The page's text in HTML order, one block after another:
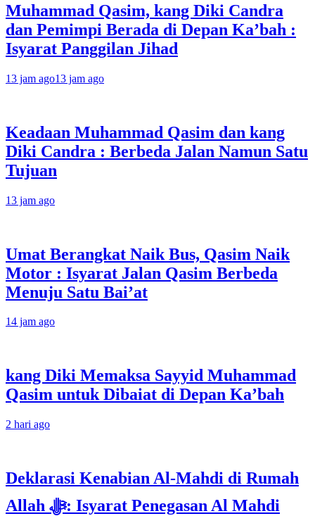
Muhammad Qasim, kang Diki Candra
dan Pemimpi Berada di Depan Ka’bah :
Isyarat Panggilan Jihad
13 jam ago13 jam ago
Keadaan Muhammad Qasim dan kang
Diki Candra : Berbeda Jalan Namun Satu
Tujuan
13 jam ago
Umat Berangkat Naik Bus, Qasim Naik
Motor : Isyarat Jalan Qasim Berbeda
Menuju Satu Bai’at
14 jam ago
kang Diki Memaksa Sayyid Muhammad
Qasim untuk Dibaiat di Depan Ka’bah
2 hari ago
Deklarasi Kenabian Al-Mahdi di Rumah
Allah ﷻ: Isyarat Penegasan Al Mahdi